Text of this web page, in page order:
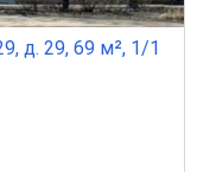
д. 29, 69 м², 1/1